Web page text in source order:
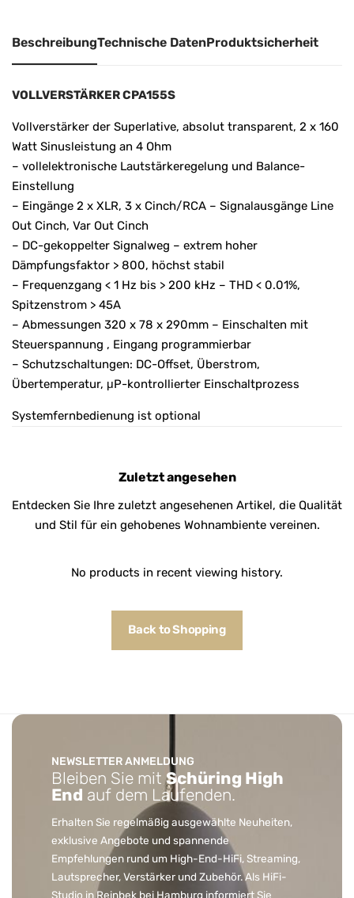
BeschreibungTechnische DatenProduktsicherheit
VOLLVERSTÄRKER CPA155S
Vollverstärker der Superlative, absolut transparent, 2 x 160
Watt Sinusleistung an 4 Ohm
– vollelektronische Lautstärkeregelung und Balance-
Einstellung
– Eingänge 2 x XLR, 3 x Cinch/RCA – Signalausgänge Line
Out Cinch, Var Out Cinch
– DC-gekoppelter Signalweg – extrem hoher
Dämpfungsfaktor > 800, höchst stabil
– Frequenzgang < 1 Hz bis > 200 kHz – THD < 0.01%,
Spitzenstrom > 45A
– Abmessungen 320 x 78 x 290mm – Einschalten mit
Steuerspannung , Eingang programmierbar
– Schutzschaltungen: DC-Offset, Überstrom,
Übertemperatur, μP-kontrollierter Einschaltprozess
Systemfernbedienung ist optional
Zuletzt angesehen
Entdecken Sie Ihre zuletzt angesehenen Artikel, die Qualität
und Stil für ein gehobenes Wohnambiente vereinen.
No products in recent viewing history.
Back to Shopping
NEWSLETTER ANMELDUNG
Bleiben Sie mitSchüring High
End auf dem Laufenden.
Erhalten Sie regelmäßig ausgewählte Neuheiten,
exklusive Angebote und spannende
Empfehlungen rund um High-End-HiFi, Streaming,
Lautsprecher, Verstärker und Zubehör. Als HiFi-
Studio in Reinbek bei Hamburg informiert Sie